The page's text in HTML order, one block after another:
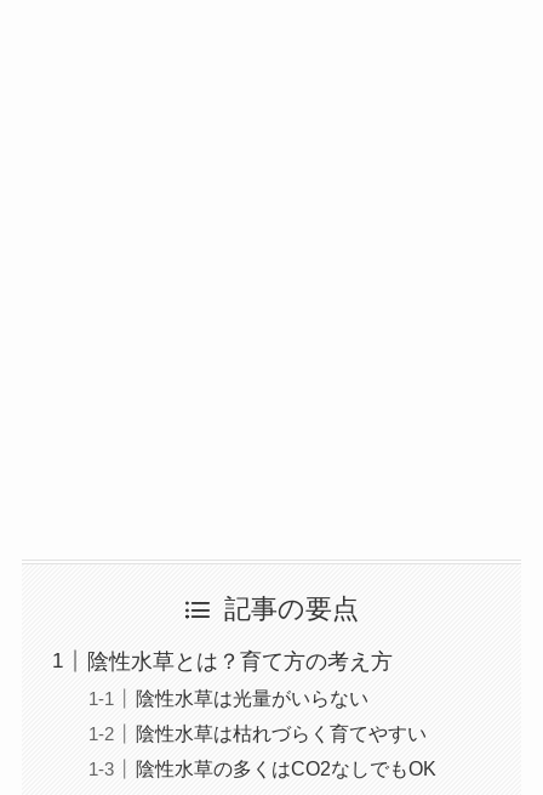
記事の要点
陰性水草とは？育て方の考え方
陰性水草は光量がいらない
陰性水草は枯れづらく育てやすい
陰性水草の多くはCO2なしでもOK